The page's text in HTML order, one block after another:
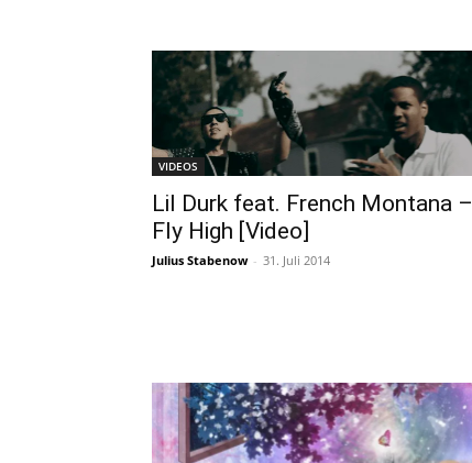
VIDEOS
Lil Durk feat. French Montana –
Fly High [Video]
Julius Stabenow - 31. Juli 2014